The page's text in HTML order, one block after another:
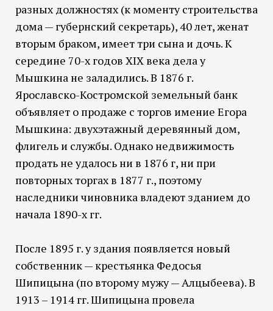
разных должностях (к моменту строительства
дома — губернский секретарь), 40 лет, женат
вторым браком, имеет три сына и дочь. К
середине 70-х годов XIX века дела у
Мышкина не заладились. В 1876 г.
Ярославско-Костромской земельный банк
объявляет о продаже с торгов имение Егора
Мышкина: двухэтажный деревянный дом,
флигель и службы. Однако недвижимость
продать не удалось ни в 1876 г, ни при
повторных торгах в 1877 г., поэтому
наследники чиновника владеют зданием до
начала 1890-х гг.
После 1895 г. у здания появляется новый
собственник — крестьянка Федосья
Шипицына (по второму мужу — Алцыбеева). В
1913 – 1914 гг. Шипицына провела